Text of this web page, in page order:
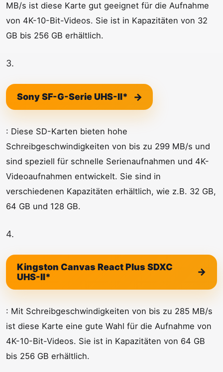
MB/s ist diese Karte gut geeignet für die Aufnahme
von 4K-10-Bit-Videos. Sie ist in Kapazitäten von 32
GB bis 256 GB erhältlich.
3.
Sony SF-G-Serie UHS-II*
: Diese SD-Karten bieten hohe
Schreibgeschwindigkeiten von bis zu 299 MB/s und
sind speziell für schnelle Serienaufnahmen und 4K-
Videoaufnahmen entwickelt. Sie sind in
verschiedenen Kapazitäten erhältlich, wie z.B. 32 GB,
64 GB und 128 GB.
4.
Kingston Canvas React Plus SDXC
UHS-II*
: Mit Schreibgeschwindigkeiten von bis zu 285 MB/s
ist diese Karte eine gute Wahl für die Aufnahme von
4K-10-Bit-Videos. Sie ist in Kapazitäten von 64 GB
bis 256 GB erhältlich.